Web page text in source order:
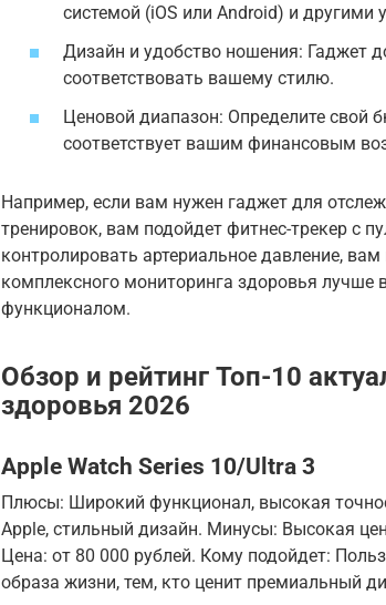
системой (iOS или Android) и другими
Дизайн и удобство ношения: Гаджет
соответствовать вашему стилю.
Ценовой диапазон: Определите свой
соответствует вашим финансовым
Например, если вам нужен гаджет для
тренировок, вам подойдет фитнес-трекер с
контролировать артериальное давление,
комплексного мониторинга здоровья
функционалом.
Обзор и рейтинг Топ-10
здоровья 2026
Apple Watch Series 10/Ultra 3
Плюсы: Широкий функционал, высокая
Apple, стильный дизайн. Минусы: Высокая
Цена: от 80 000 рублей. Кому подойдет:
образа жизни, тем, кто ценит премиальный